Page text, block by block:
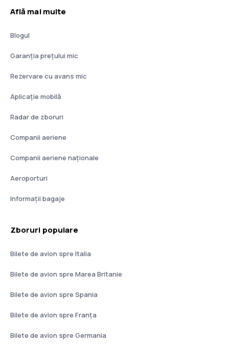
Află mai multe
Blogul
Garanția prețului mic
Rezervare cu avans mic
Aplicație mobilă
Radar de zboruri
Companii aeriene
Companii aeriene naţionale
Aeroporturi
Informații bagaje
Zboruri populare
Bilete de avion spre Italia
Bilete de avion spre Marea Britanie
Bilete de avion spre Spania
Bilete de avion spre Franţa
Bilete de avion spre Germania